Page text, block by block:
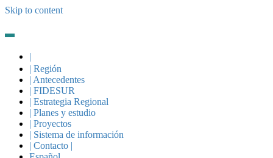
Skip to content
|
| Región
| Antecedentes
| FIDESUR
| Estrategia Regional
| Planes y estudio
| Proyectos
| Sistema de información
| Contacto |